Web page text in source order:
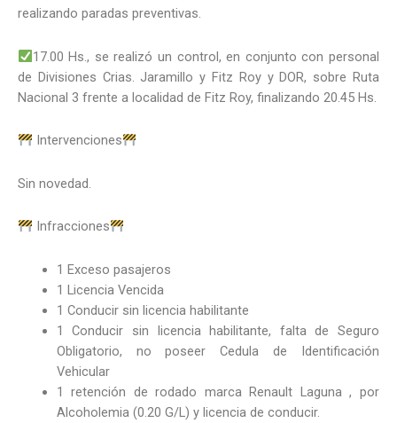
realizando paradas preventivas.
17.00 Hs., se realizó un control, en conjunto con personal
de Divisiones Crias. Jaramillo y Fitz Roy y DOR, sobre Ruta
Nacional 3 frente a localidad de Fitz Roy, finalizando 20.45 Hs.
Intervenciones
Sin novedad.
Infracciones
1 Exceso pasajeros
1 Licencia Vencida
1 Conducir sin licencia habilitante
1 Conducir sin licencia habilitante, falta de Seguro
Obligatorio, no poseer Cedula de Identificación
Vehicular
1 retención de rodado marca Renault Laguna , por
Alcoholemia (0.20 G/L) y licencia de conducir.